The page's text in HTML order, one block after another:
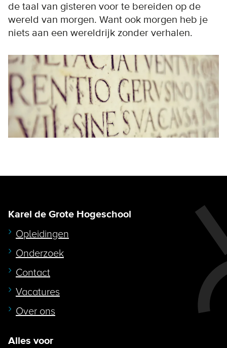
de taal van gisteren voor te bereiden op de
wereld van morgen. Want ook morgen heb je
niets aan een wereldrijk zonder verhalen.
Karel de Grote Hogeschool
Opleidingen
Onderzoek
Contact
Vacatures
Over ons
Alles voor